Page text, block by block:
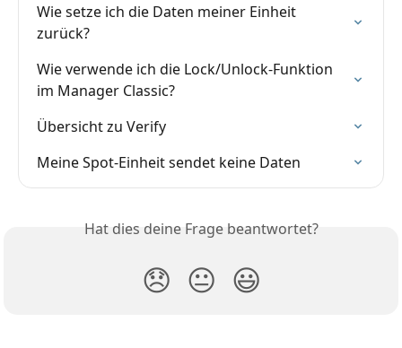
Wie setze ich die Daten meiner Einheit
zurück?
Wie verwende ich die Lock/Unlock-Funktion
im Manager Classic?
Übersicht zu Verify
Meine Spot-Einheit sendet keine Daten
Hat dies deine Frage beantwortet?
😞 😐 😃